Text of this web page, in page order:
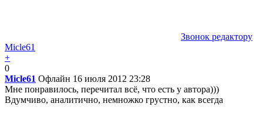
Звонок редактору
Micle61
+
0
Micle61 Офлайн 16 июля 2012 23:28
Мне понравилось, перечитал всё, что есть у автора)))
Вдумчиво, аналитично, немножко грустно, как всегда